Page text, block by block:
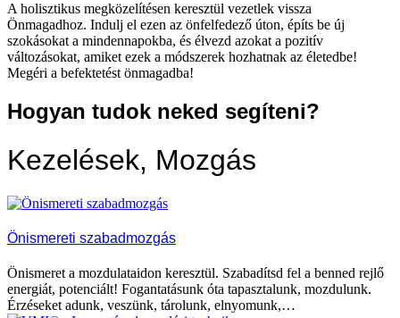
A holisztikus megközelítésen keresztül vezetlek vissza
Önmagadhoz. Indulj el ezen az önfelfedező úton, építs be új
szokásokat a mindennapokba, és élvezd azokat a pozitív
változásokat, amiket ezek a módszerek hozhatnak az életedbe!
Megéri a befektetést önmagadba!
Hogyan tudok neked segíteni?
Kezelések, Mozgás
Önismereti szabadmozgás
Önismeret a mozdulataidon keresztül. Szabadítsd fel a benned rejlő
energiát, potenciált! Fogantatásunk óta tapasztalunk, mozdulunk.
Érzéseket adunk, veszünk, tárolunk, elnyomunk,…